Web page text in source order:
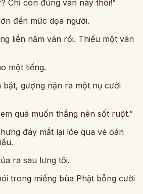
Chỉ còn đúng ván này thôi!”
đến mức dọa người.
liền năm ván rồi. Thiếu một ván
một tiếng.
bặt, gượng nặn ra một nụ cười
quá muốn thắng nên sốt ruột.”
đáy mắt lại lóe qua vẻ oán
ra sau lưng tôi.
trong miếng bùa Phật bỗng cười